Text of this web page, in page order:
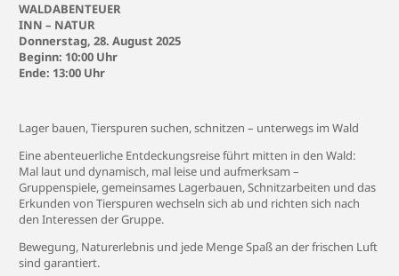
WALDABENTEUER
INN – NATUR
Donnerstag, 28. August 2025
Beginn: 10:00 Uhr
Ende: 13:00 Uhr
Lager bauen, Tierspuren suchen, schnitzen – unterwegs im Wald
Eine abenteuerliche Entdeckungsreise führt mitten in den Wald:
Mal laut und dynamisch, mal leise und aufmerksam –
Gruppenspiele, gemeinsames Lagerbauen, Schnitzarbeiten und das
Erkunden von Tierspuren wechseln sich ab und richten sich nach
den Interessen der Gruppe.
Bewegung, Naturerlebnis und jede Menge Spaß an der frischen Luft
sind garantiert.